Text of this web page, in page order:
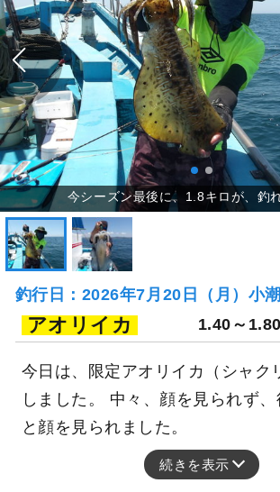
釣行日：2026年7月20日（月）小潮
アオリイカ 1.40～
今日は、限定アオリイカ（シャク
しました。 中々、顔を見られず
と顔を見られました。
続きを表示